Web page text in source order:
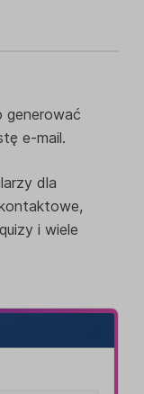
generować
e-mail.
dla
i wiele